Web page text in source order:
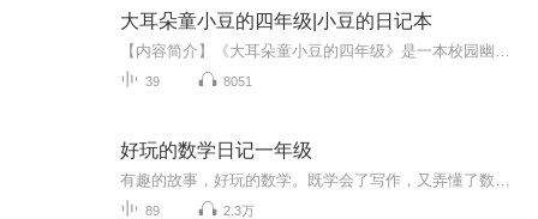
大耳朵童小豆的四年级|小豆的日记本
39 8051
好玩的数学日记一年级
89 2.3万